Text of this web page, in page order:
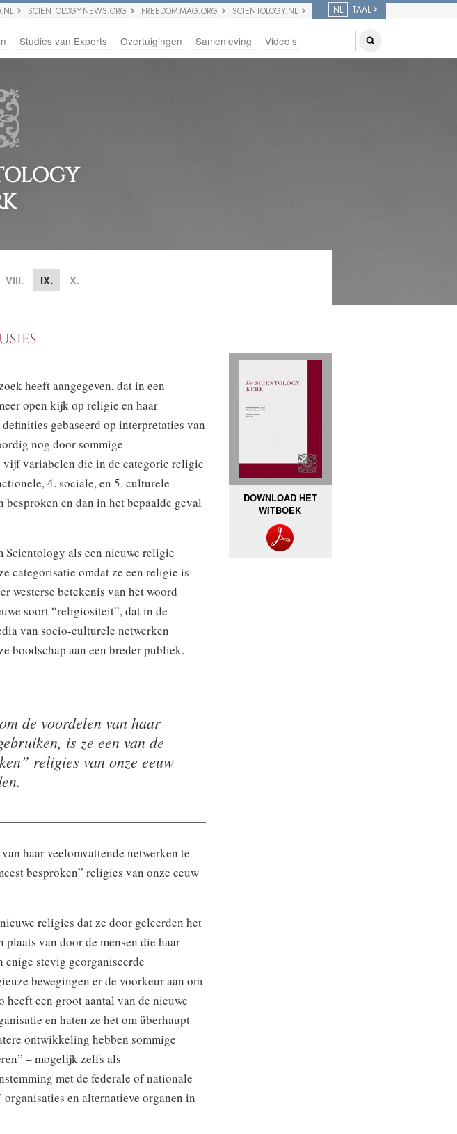
SCIENTOLOGY NEWS.ORG FREEDOM MAG.ORG SCIENTOLOGY.NL NL TAAL
Studies van Experts Overtuigingen Samenleving Video’s
VIII. IX. X.
heeft aangegeven, dat in een
open kijk op religie en haar
gebaseerd op interpretaties van
nog door sommige
variabelen die in de categorie religie
4. sociale, en 5. culturele
en dan in het bepaalde geval
Scientology als een nieuwe religie
categorisatie omdat ze een religie is
westerse betekenis van het woord
soort “religiositeit”, dat in de
van socio-culturele netwerken
boodschap aan een breder publiek.
de voordelen van haar
is ze een van de
religies van onze eeuw
haar veelomvattende netwerken te
besproken” religies van onze eeuw
religies dat ze door geleerden het
van door de mensen die haar
stevig georganiseerde
bewegingen er de voorkeur aan om
een groot aantal van de nieuwe
en haten ze het om überhaupt
ontwikkeling hebben sommige
– mogelijk zelfs als
met de federale of nationale
en alternatieve organen in
DOWNLOAD HET
WITBOEK